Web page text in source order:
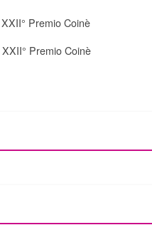
Premio Coinè
Premio Coinè